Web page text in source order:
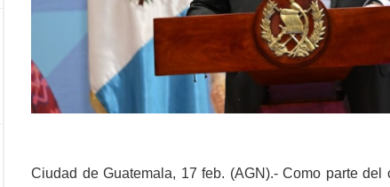
Ciudad de Guatemala, 17 feb. (AGN).- Como parte